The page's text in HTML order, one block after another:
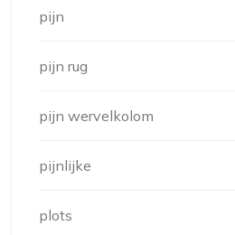
pijn
pijn rug
pijn wervelkolom
pijnlijke
plots